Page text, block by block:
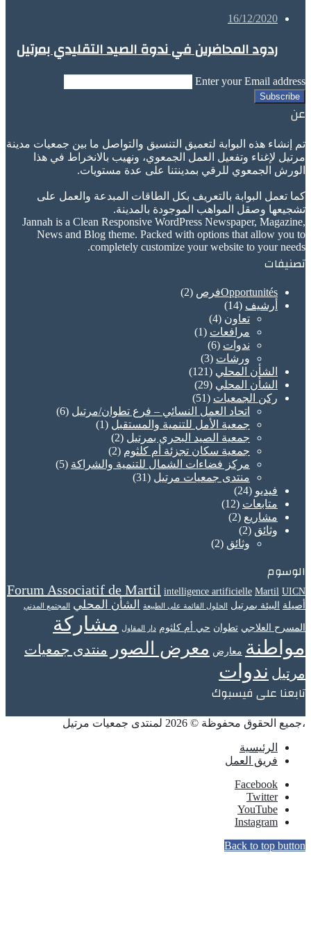
16/12/2020
ردود المحاضرين في ندوة الصيد التقليدي بمرتيل
Enter your Email address
عن
تم إنشاء هذه البوابة لتعميق التنسيق والتواصل ما بين جمعيات مدينة
مرتيل لإغناء وتفعيل العمل الجمعوي، ونهيب بالانخراط في هذا
الورش الجمعوي للرقي بمدينتنا على عدة مستويات.
كما تعمل البوابة بالتعريف بكل الطاقات المبدعة والعمل على
تشجيعها وصقل المواهب الموجودة بالمدينة.
Jannah is a Clean Responsive WordPress Newspaper, Magazine,
News and Blog theme. Packed with options that allow you to
completely customize your website to your needs.
تصنيفات
Opportunitésفرص
(2)
أرشيف (14)
تعاون (4)
مرافعات (1)
ندوات (6)
ورشات (3)
الشأن المحلي (121)
الشأن المحلي (29)
ركن الجمعيات (51)
اتحاد العمل النسائي – فرع تطوان/مرتيل (6)
جمعية الأمل للتنمية والمستقبل (1)
جمعية الصيد البحري بمرتيل (2)
جمعية سكان تجزئة أم كلثوم (2)
مركز فضاءات الشمال للتنمية والشراكة (5)
منتدى جمعيات مرتيل (31)
فيديو (24)
متابعات (12)
مشاريع (2)
وثائق (2)
وثائق (2)
الوسوم
Forum Associatif de Martil intelligence artificielle Martil UICN
أصيلة البيئة بمرتيل الحلول القائمة على الطبيعة الشأن المحلي المجتمع المدني
المسرح العلاجي تطوان حي أم كلثوم دار المقاول
مشاركة
مواطنة معارض معرض الصور
منتدى جمعيات
مرتيل ندوات
تابعنا على فيسبوك
،جميع الحقوق محفوظة © 2026 لمنتدى جمعيات مرتيل
الرئيسية
فريق العمل
Facebook
Twitter
YouTube
Instagram
Back to top button